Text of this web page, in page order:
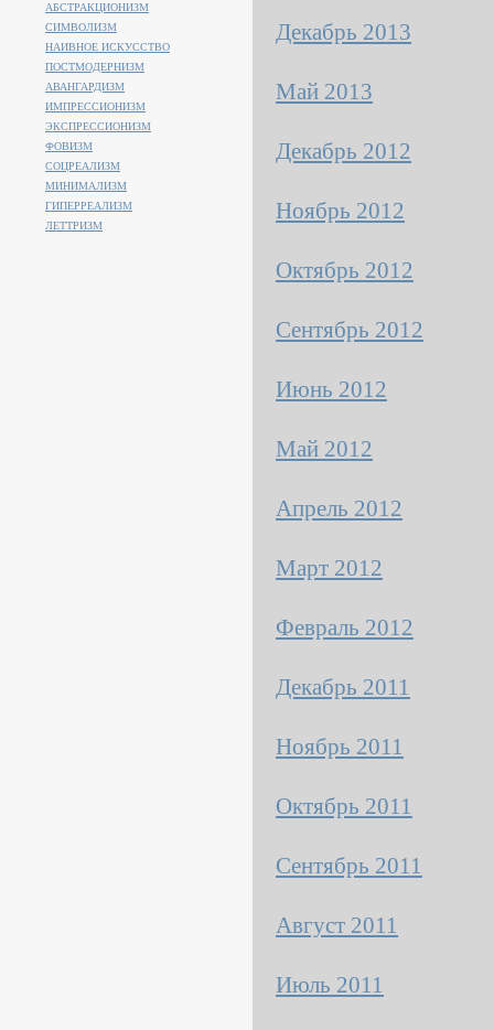
Декабрь 2013
Май 2013
Декабрь 2012
Ноябрь 2012
Октябрь 2012
Сентябрь 2012
Июнь 2012
Май 2012
Апрель 2012
Март 2012
Февраль 2012
Декабрь 2011
Ноябрь 2011
Октябрь 2011
Сентябрь 2011
Август 2011
Июль 2011
АБСТРАКЦИОНИЗМ
СИМВОЛИЗМ
НАИВНОЕ ИСКУССТВО
ПОСТМОДЕРНИЗМ
АВАНГАРДИЗМ
ИМПРЕССИОНИЗМ
ЭКСПРЕССИОНИЗМ
ФОВИЗМ
СОЦРЕАЛИЗМ
МИНИМАЛИЗМ
ГИПЕРРЕАЛИЗМ
ЛЕТТРИЗМ